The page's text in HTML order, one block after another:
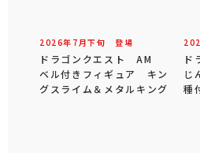
2026年 7 月下旬 登場
ドラゴンクエスト AM
ベル付きフィギュア キン
グスライム＆メタルキング
ド
じ
種